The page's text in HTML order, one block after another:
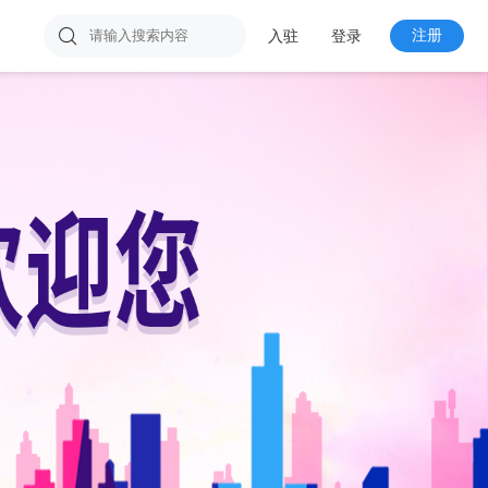
 入驻 登录 注册